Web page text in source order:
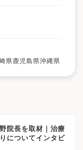
県鹿児島県沖縄県
院長を取材｜治療
についてインタビ